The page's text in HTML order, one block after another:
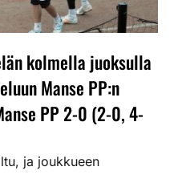
kolmella juoksulla
Manse PP:n
PP 2-0 (2-0, 4-
ja joukkueen